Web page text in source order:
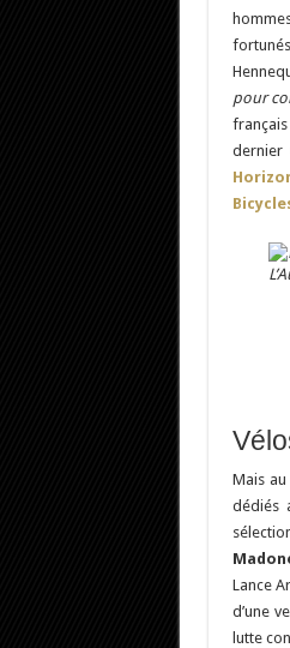
pour
dernier
Mais
dédiés
Lance
d’une
lutte